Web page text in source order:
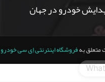
خودرو در جهان
متعلق بهفروشگاه اینترنتی اِی سی خودرو